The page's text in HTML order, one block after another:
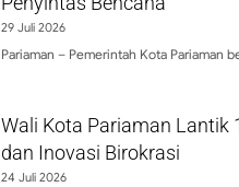
29 Juli 2026
Pariaman – Pemerintah Kota Pariaman
Wali Kota Pariaman Lantik
dan Inovasi Birokrasi
24 Juli 2026